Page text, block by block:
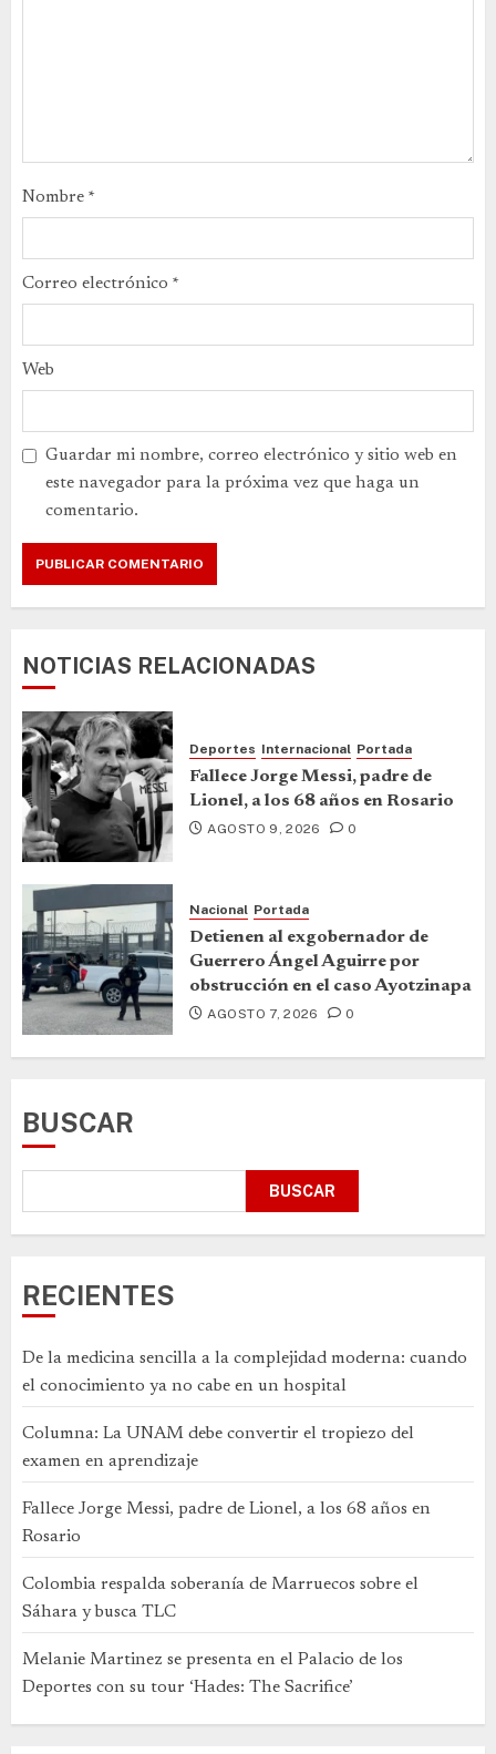
Nombre *
Correo electrónico *
Web
Guardar mi nombre, correo electrónico y sitio web en
este navegador para la próxima vez que haga un
comentario.
NOTICIAS RELACIONADAS
Deportes Internacional Portada
Fallece Jorge Messi, padre de
Lionel, a los 68 años en Rosario
AGOSTO 9, 2026 0
Nacional Portada
Detienen al exgobernador de
Guerrero Ángel Aguirre por
obstrucción en el caso Ayotzinapa
AGOSTO 7, 2026 0
BUSCAR
BUSCAR
RECIENTES
De la medicina sencilla a la complejidad moderna: cuando
el conocimiento ya no cabe en un hospital
Columna: La UNAM debe convertir el tropiezo del
examen en aprendizaje
Fallece Jorge Messi, padre de Lionel, a los 68 años en
Rosario
Colombia respalda soberanía de Marruecos sobre el
Sáhara y busca TLC
Melanie Martinez se presenta en el Palacio de los
Deportes con su tour ‘Hades: The Sacrifice’